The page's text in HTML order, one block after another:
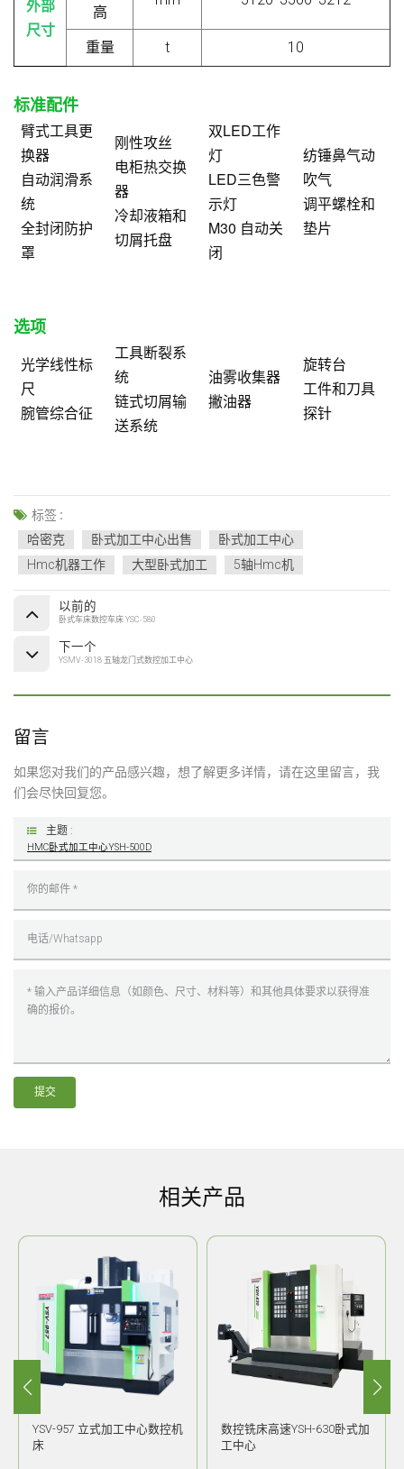
外部
尺寸
高
重量 t 10
标准配件
臂式工具更
换器
自动润滑系
统
全封闭防护
罩
刚性攻丝
电柜热交换
器
冷却液箱和
切屑托盘
双LED工作
灯
LED三色警
示灯
M30 自动关
闭
纺锤鼻气动
吹气
调平螺栓和
垫片
选项
光学线性标
尺
腕管综合征
工具断裂系
统
链式切屑输
送系统
油雾收集器
撇油器
旋转台
工件和刀具
探针
标签 :
哈密克
卧式加工中心出售
卧式加工中心
Hmc机器工作
大型卧式加工 5轴hmc机
以前的
卧式车床数控车床 YSC-580
下一个
YSMV-3018 五轴龙门式数控加工中心
留言
如果您对我们的产品感兴趣，想了解更多详情，请在这里留言，我
们会尽快回复您。
主题 :
HMC卧式加工中心YSH-500D
提交
相关产品
YSV-957 立式加工中心数控机
床
数控铣床高速YSH-630卧式加
工中心